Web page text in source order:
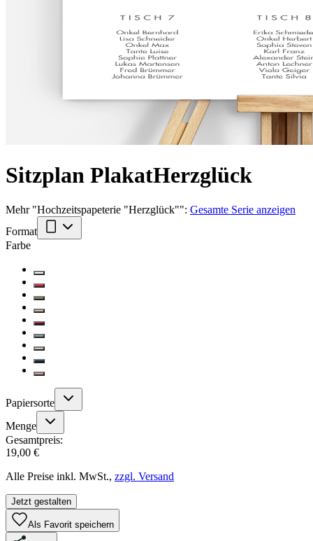
Sitzplan PlakatHerzglück
Mehr"Hochzeitspapeterie "Herzglück"": Gesamte Serie anzeigen
Format
Farbe
Papiersorte
Menge
Gesamtpreis:
19,00 €
Alle Preise inkl. MwSt., zzgl. Versand
Jetzt gestalten
Als Favorit speichern